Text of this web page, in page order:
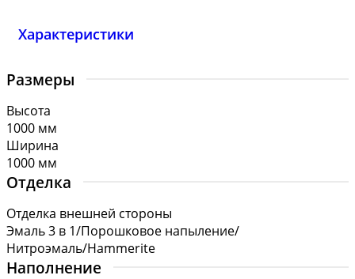
Характеристики
Размеры
Высота
1000 мм
Ширина
1000 мм
Отделка
Отделка внешней стороны
Эмаль 3 в 1/Порошковое напыление/
Нитроэмаль/Hammerite
Наполнение